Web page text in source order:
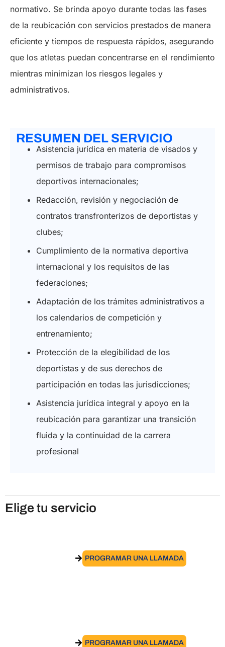
normativo. Se brinda apoyo durante todas las fases
de la reubicación con servicios prestados de manera
eficiente y tiempos de respuesta rápidos, asegurando
que los atletas puedan concentrarse en el rendimiento
mientras minimizan los riesgos legales y
administrativos.
RESUMEN DEL SERVICIO
Asistencia jurídica en materia de visados y
permisos de trabajo para compromisos
deportivos internacionales;
Redacción, revisión y negociación de
contratos transfronterizos de deportistas y
clubes;
Cumplimiento de la normativa deportiva
internacional y los requisitos de las
federaciones;
Adaptación de los trámites administrativos a
los calendarios de competición y
entrenamiento;
Protección de la elegibilidad de los
deportistas y de sus derechos de
participación en todas las jurisdicciones;
Asistencia jurídica integral y apoyo en la
reubicación para garantizar una transición
fluida y la continuidad de la carrera
profesional
Elige tu servicio
PROGRAMAR UNA LLAMADA
PROGRAMAR UNA LLAMADA